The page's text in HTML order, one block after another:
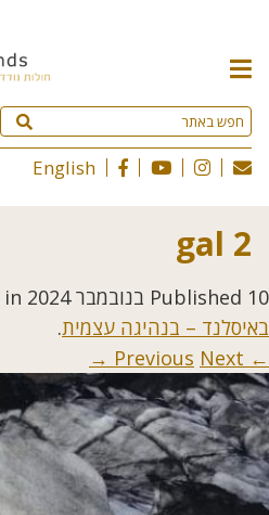
תפריט
האתר
English
gal 2
Published 10 בנובמבר 2024 in
באיסלנד – בנהיגה עצמית.
← Previous
Next →